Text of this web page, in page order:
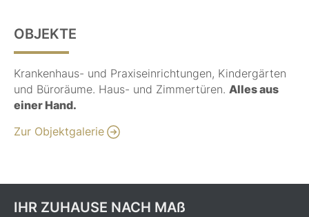
OBJEKTE
Krankenhaus- und Praxiseinrichtungen, Kindergärten
und Büroräume. Haus- und Zimmertüren. Alles aus
einer Hand.
Zur Objektgalerie
IHR ZUHAUSE NACH MAß